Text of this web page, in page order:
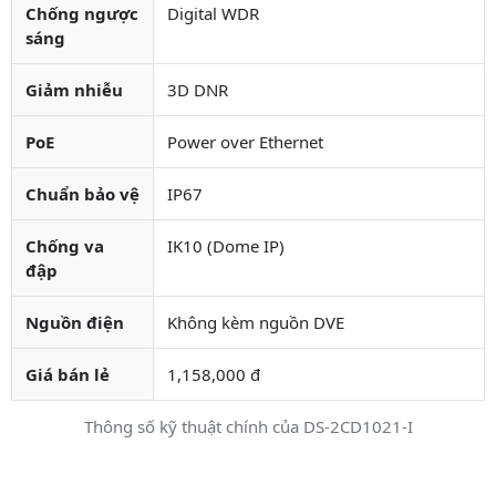
Thông số kỹ thuật chính của DS-2CD1021-I
Chống ngược
sáng
Digital WDR
Giảm nhiễu 3D DNR
PoE Power over Ethernet
Chuẩn bảo vệ IP67
Chống va
đập
IK10 (Dome IP)
Nguồn điện Không kèm nguồn DVE
Giá bán lẻ 1,158,000 đ